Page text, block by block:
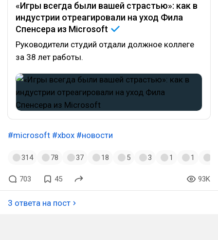
«Игры всегда были вашей страстью»: как в
индустрии отреагировали на уход Фила
Спенсера из Microsoft
Руководители студий отдали должное коллеге
за 38 лет работы.
#microsoft #xbox #новости
314 78 37 18 5 3 1 1
703 45 93K
3 ответа на пост